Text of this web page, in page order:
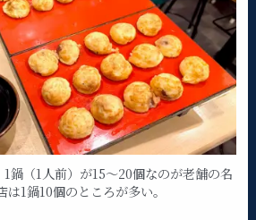
鍋（1人前）が15～20個なのが老舗の名
は1鍋10個のところが多い。